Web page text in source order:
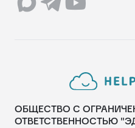
ОБЩЕСТВО С
ОТВЕТСТВЕННОСТЬЮ